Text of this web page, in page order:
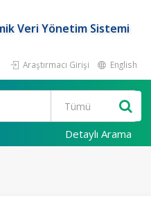
Veri Yönetim Sistemi
Araştırmacı Girişi English
Detaylı Arama